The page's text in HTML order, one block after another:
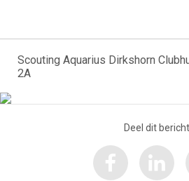
Scouting Aquarius Dirkshorn
2A
Deel dit bericht